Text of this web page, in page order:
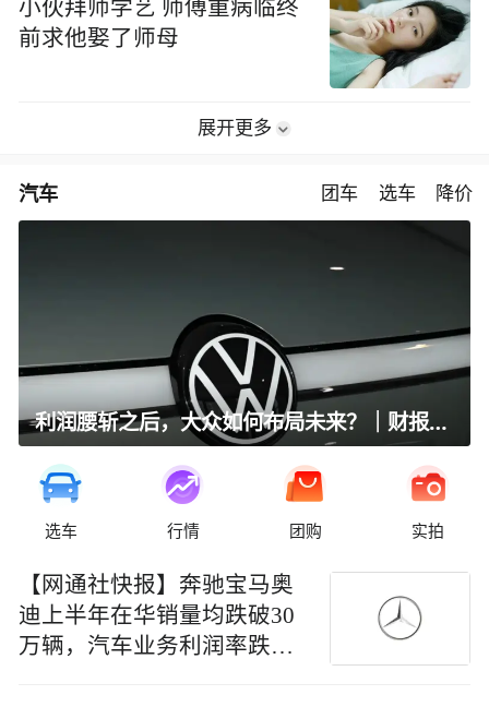
小伙拜师学艺 师傅重病临终
前求他娶了师母
展开更多
汽车 团车 选车 降价
利润腰斩之后，大众如何布局未来？｜财报全视角
选车 行情 团购 实拍
【网通社快报】奔驰宝马奥
迪上半年在华销量均跌破30
万辆，汽车业务利润率跌至